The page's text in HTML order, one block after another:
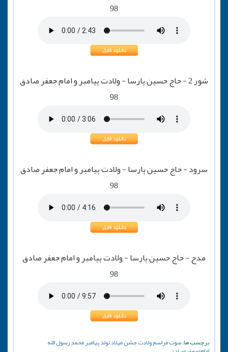
98
شور 2 - حاج حسین پارسا - ولادت پیامبر و امام جعفر صادق
98
سرود - حاج حسین پارسا - ولادت پیامبر و امام جعفر صادق
98
مدح - حاج حسین پارسا - ولادت پیامبر و امام جعفر صادق
98
برچسب ها:صوتمراسمولادتجشنمیلادتولدپیامبر محمدرسول الله